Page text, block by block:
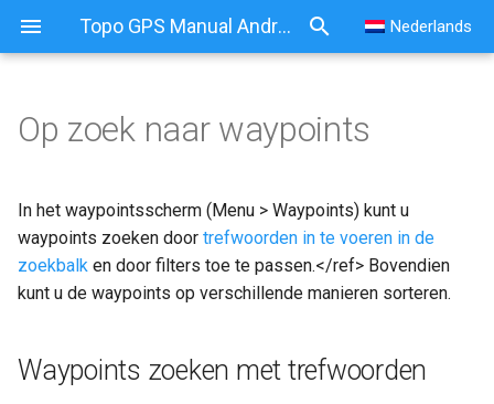
Topo GPS Manual Android Nederlands
Op zoek naar waypoints
Waypoints zoeken met
trefwoorden
Waypoints sorteren
Filteren op locatie
Op zoek naar waypoints
In het waypointsscherm (Menu > Waypoints) kunt u
waypoints zoeken door trefwoorden in te voeren in de
zoekbalk en door filters toe te passen.</ref> Bovendien
kunt u de waypoints op verschillende manieren sorteren.
Waypoints zoeken met trefwoorden